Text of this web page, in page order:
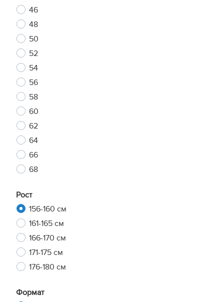
46
48
50
52
54
56
58
60
62
64
66
68
Рост
156-160 см
161-165 см
166-170 см
171-175 см
176-180 см
Формат